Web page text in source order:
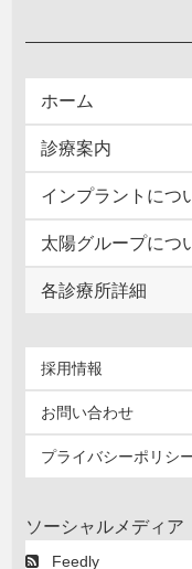
ホーム
診療案内
インプラントにつ
太陽グループにつ
各診療所詳細
採用情報
お問い合わせ
プライバシーポリシ
ソーシャルメディア
Feedly